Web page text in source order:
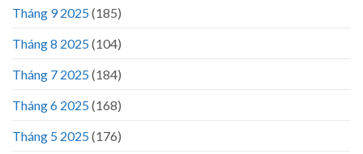
Tháng 9 2025(185)
Tháng 8 2025(104)
Tháng 7 2025(184)
Tháng 6 2025(168)
Tháng 5 2025(176)